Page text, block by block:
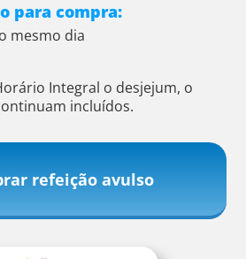
para compra:
mesmo dia
Integral o desjejum, o
incluídos.
refeição avulso